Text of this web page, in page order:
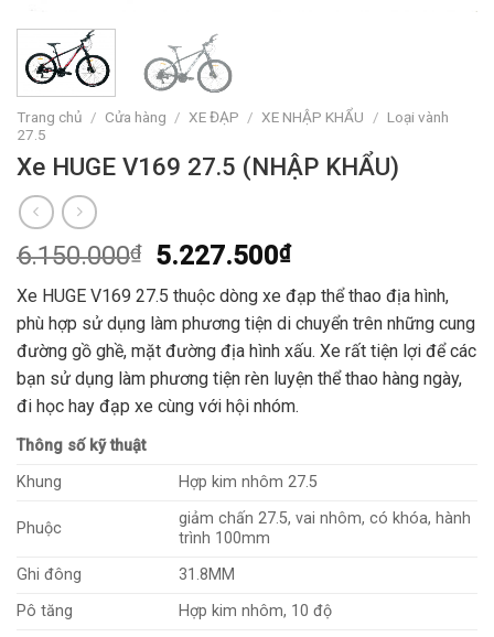
Trang chủ / Cửa hàng / XE ĐẠP / XE NHẬP KHẨU / Loại vành
27.5
Xe HUGE V169 27.5 (NHẬP KHẨU)
6.150.000₫ 5.227.500₫
Xe HUGE V169 27.5 thuộc dòng xe đạp thể thao địa hình,
phù hợp sử dụng làm phương tiện di chuyển trên những cung
đường gồ ghề, mặt đường địa hình xấu. Xe rất tiện lợi để các
bạn sử dụng làm phương tiện rèn luyện thể thao hàng ngày,
đi học hay đạp xe cùng với hội nhóm.
Thông số kỹ thuật
Khung
Hợp kim nhôm 27.5
Phuộc
giảm chấn 27.5, vai nhôm, có khóa, hành
trình 100mm
Ghi đông
31.8MM
Pô tăng
Hợp kim nhôm, 10 độ